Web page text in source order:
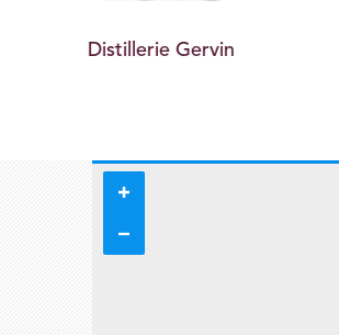
Distillerie Gervin